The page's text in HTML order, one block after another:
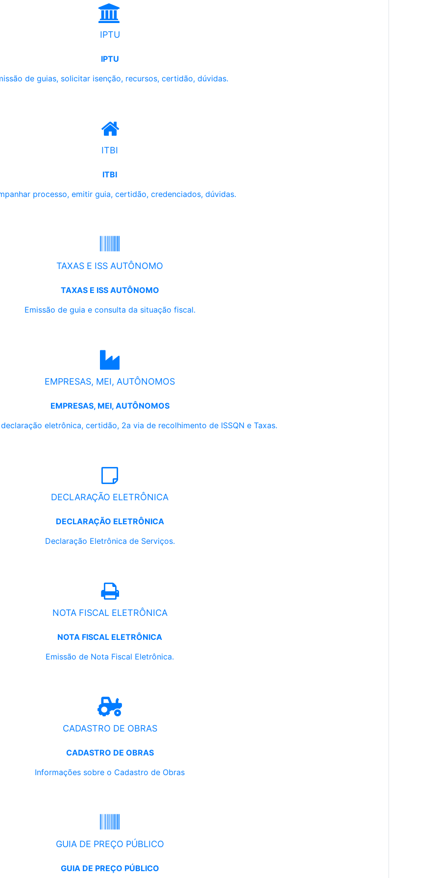
IPTU
IPTU
de guias, solicitar isenção, recursos, certidão, dúvidas.
ITBI
ITBI
processo, emitir guia, certidão, credenciados, dúvidas.
TAXAS E ISS AUTÔNOMO
TAXAS E ISS AUTÔNOMO
Emissão de guia e consulta da situação fiscal.
EMPRESAS, MEI, AUTÔNOMOS
EMPRESAS, MEI, AUTÔNOMOS
eletrônica, certidão, 2a via de recolhimento de ISSQN e Taxas.
DECLARAÇÃO ELETRÔNICA
DECLARAÇÃO ELETRÔNICA
Declaração Eletrônica de Serviços.
NOTA FISCAL ELETRÔNICA
NOTA FISCAL ELETRÔNICA
Emissão de Nota Fiscal Eletrônica.
CADASTRO DE OBRAS
CADASTRO DE OBRAS
Informações sobre o Cadastro de Obras
GUIA DE PREÇO PÚBLICO
GUIA DE PREÇO PÚBLICO